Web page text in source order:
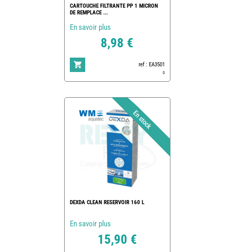
CARTOUCHE FILTRANTE PP 1 MICRON
DE REMPLACE ...
En savoir plus
8,98 €
ref : EA3501
0
DEXDA CLEAN RESERVOIR 160 L
En savoir plus
15,90 €